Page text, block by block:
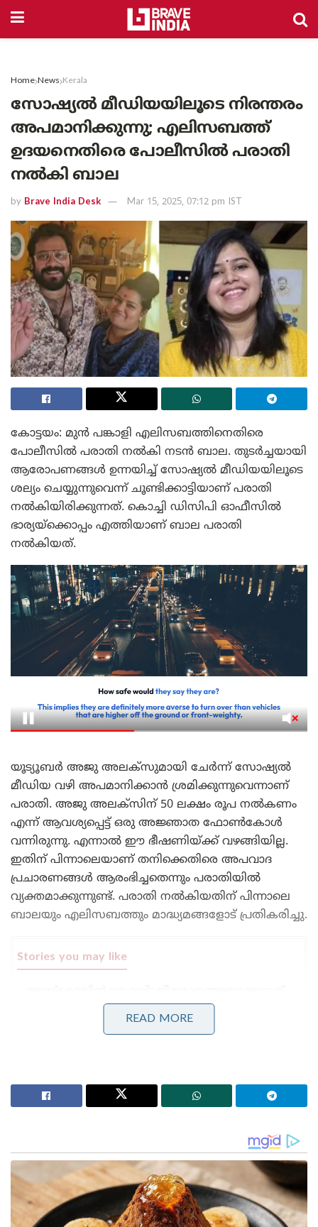
Home News Kerala
സോഷ്യൽ മീഡിയയിലൂടെ നിരന്തരം
അപമാനിക്കുന്നു; എലിസബത്ത്
ഉദയനെതിരെ പോലീസിൽ പരാതി
നൽകി ബാല
by Brave India Desk Mar 15, 2025, 07:12 pm IST
കോട്ടയം: മുൻ പങ്കാളി എലിസബത്തിനെതിരെ
പോലീസിൽ പരാതി നൽകി നടൻ ബാല. തുടർച്ചയായി
ആരോപണങ്ങൾ ഉന്നയിച്ച് സോഷ്യൽ മീഡിയയിലൂടെ
ശല്യം ചെയ്യുന്നുവെന്ന് ചൂണ്ടിക്കാട്ടിയാണ് പരാതി
നൽകിയിരിക്കുന്നത്. കൊച്ചി ഡിസിപി ഓഫീസിൽ
ഭാര്യയ്‌ക്കൊപ്പം എത്തിയാണ് ബാല പരാതി
നൽകിയത്.
യൂട്യൂബർ അജു അലക്‌സുമായി ചേർന്ന് സോഷ്യൽ
മീഡിയ വഴി അപമാനിക്കാൻ ശ്രമിക്കുന്നുവെന്നാണ്
പരാതി. അജു അലക്‌സിന് 50 ലക്ഷം രൂപ നൽകണം
എന്ന് ആവശ്യപ്പെട്ട് ഒരു അജ്ഞാത ഫോൺകോൾ
വന്നിരുന്നു. എന്നാൽ ഈ ഭീഷണിയ്ക്ക് വഴങ്ങിയില്ല.
ഇതിന് പിന്നാലെയാണ് തനിക്കെതിരെ അപവാദ
പ്രചാരണങ്ങൾ ആരംഭിച്ചതെന്നും പരാതിയിൽ
വ്യക്തമാക്കുന്നുണ്ട്. പരാതി നൽകിയതിന് പിന്നാലെ
ബാലയും എലിസബത്തും മാദ്ധ്യമങ്ങളോട് പ്രതികരിച്ചു.
Stories you may like
വകുപ്പ് അറിയാതെ, എംഡി യോഗേഷ് ഗുപ്തയോട്
വിശദീകരണം തേടാൻ മന്ത്രി എം. ലിജു!
ക്ഷേമപെൻഷൻ ഇനി കൈകളിൽ
കഴിഞ്ഞ ഏതാനും നാളുകളായി ബാലയിൽ നിന്നും
വെളിപ്പെടുത്തുന്നുണ്ട്. ഇത് വലിയ
വാർത്തയാകുന്നുമുണ്ട്. ഈ പശ്ചാത്തലത്തിലാണ്
എലിസബത്തിനെതിരെ ബാല പോലീസിൽ പരാതി
നൽകിയത്. വിവാഹ ശേഷം ബാല പലതവണ
READ MORE